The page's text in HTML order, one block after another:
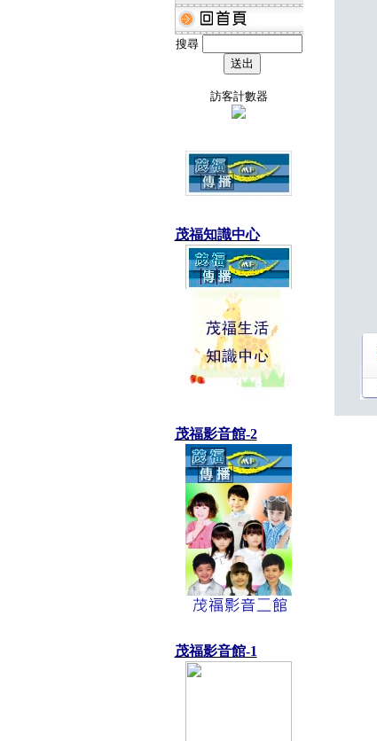
搜尋
訪客計數器
茂福知識中心
茂福影音館-2
茂福影音館-1